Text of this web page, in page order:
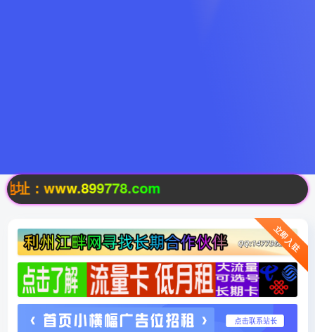
www.899778.com
立即入驻